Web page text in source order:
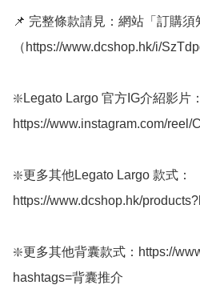
📌 完整條款請見：網站「訂購須
（https://www.dcshop.hk/i/
❇️Legato Largo 官方IG介紹影片：
https://www.instagram.com/reel/
❇️更多其他Legato Largo 款式：
https://www.dcshop.hk/
❇️更多其他背囊款式：https://
hashtags=背囊推介